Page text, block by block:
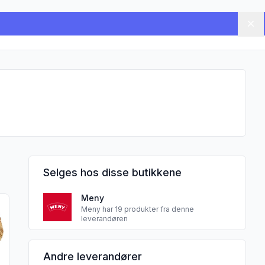
"Tomatbrød 188g"
Selges hos disse butikkene
Meny
Meny har 19 produkter fra denne
leverandøren
Andre leverandører